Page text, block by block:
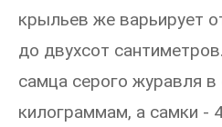
крыльев же варьирует
до двухсот
самца серого журавля
килограммам, а самки -